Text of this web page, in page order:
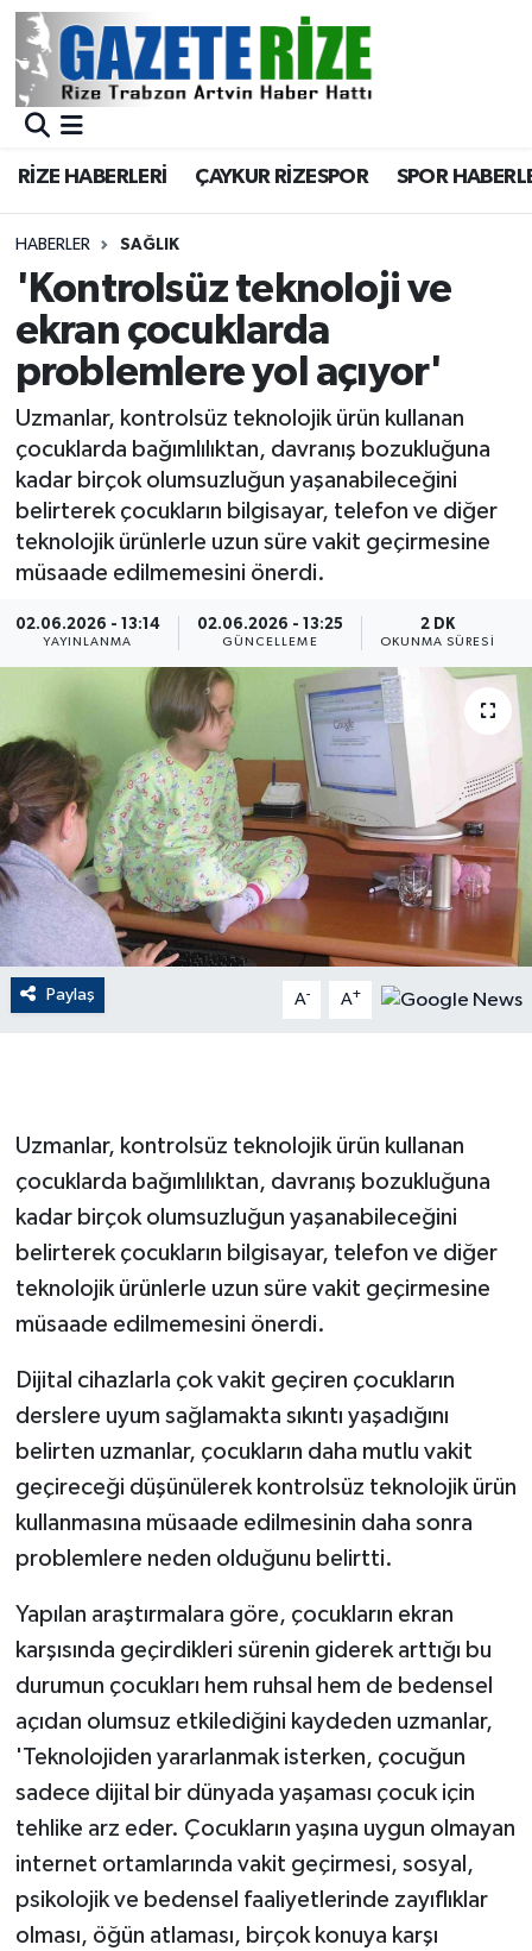
RİZE HABERLERİ ÇAYKUR RİZESPOR SPOR
HABERLER SAĞLIK
'Kontrolsüz teknoloji ve
ekran çocuklarda
problemlere yol açıyor'
Uzmanlar, kontrolsüz teknolojik ürün kullanan
çocuklarda bağımlılıktan, davranış bozukluğuna
kadar birçok olumsuzluğun yaşanabileceğini
belirterek çocukların bilgisayar, telefon ve diğer
teknolojik ürünlerle uzun süre vakit geçirmesine
müsaade edilmemesini önerdi.
02.06.2026 - 13:14
YAYINLANMA
02.06.2026 - 13:25
GÜNCELLEME
2 DK
OKUNMA SÜRESI
Paylaş A- A+
Uzmanlar, kontrolsüz teknolojik ürün kullanan
çocuklarda bağımlılıktan, davranış bozukluğuna
kadar birçok olumsuzluğun yaşanabileceğini
belirterek çocukların bilgisayar, telefon ve diğer
teknolojik ürünlerle uzun süre vakit geçirmesine
müsaade edilmemesini önerdi.
Dijital cihazlarla çok vakit geçiren çocukların
derslere uyum sağlamakta sıkıntı yaşadığını
belirten uzmanlar, çocukların daha mutlu vakit
geçireceği düşünülerek kontrolsüz teknolojik ürün
kullanmasına müsaade edilmesinin daha sonra
problemlere neden olduğunu belirtti.
Yapılan araştırmalara göre, çocukların ekran
karşısında geçirdikleri sürenin giderek arttığı bu
durumun çocukları hem ruhsal hem de bedensel
açıdan olumsuz etkilediğini kaydeden uzmanlar,
'Teknolojiden yararlanmak isterken, çocuğun
sadece dijital bir dünyada yaşaması çocuk için
tehlike arz eder. Çocukların yaşına uygun olmayan
internet ortamlarında vakit geçirmesi, sosyal,
psikolojik ve bedensel faaliyetlerinde zayıflıklar
olması, öğün atlaması, birçok konuya karşı
BÖLGEMİZ
Asayiş
Rize Jandarma Komutanlığı
Bilim Teknoloji
Advertising news
Canlı Maç
ÇEVRE
Dış Haberler
EĞİTİM
EKONOMİ
English News
Finans
Flaş Haber
GÜNDEM
Güvenlik
HABERDE İNSAN
İş Dünyası
Jandarma
Kadın
KÜLTÜR SANAT
MAGAZİN
Otomobil
POLİTİKA
SİYASET
Merkez Nöbetçi Eczaneler
Merkez Trafik Yoğunluk Haritası
Süper Lig Puan Durumu ve Fikstür
Tüm Manşetler
Son Dakika Haberleri
Haber Arşivi